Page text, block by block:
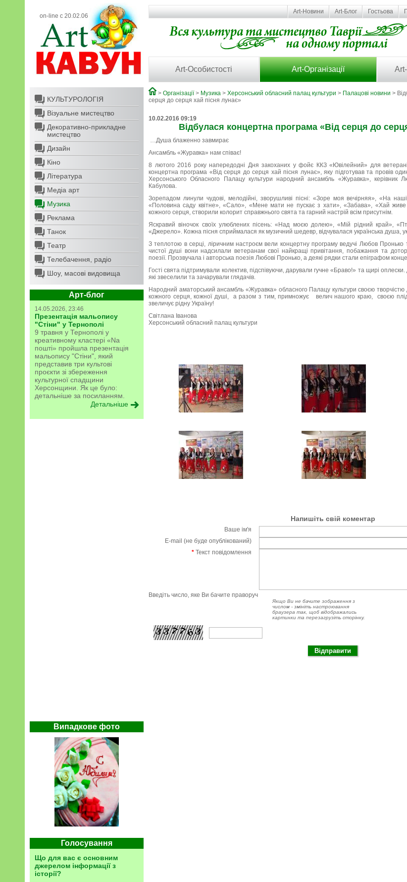
on-line с 20.02.06
Art-Новини Art-Блог Гостьова
Art-Особистості Art-Організації
КУЛЬТУРОЛОГІЯ
Візуальне мистецтво
Декоративно-прикладне
мистецтво
Дизайн
Кіно
Література
Медіа арт
Музика
Реклама
Танок
Театр
Телебачення, радіо
Шоу, масові видовища
Арт-блог
14.05.2026, 23:46
Презентація мальопису
"Стіни" у Тернополі
9 травня у Тернополі у
креативному кластері «Na
пошті» пройшла презентація
мальопису "Стіни", який
представив три культові
проєкти зі збереження
культурної спадщини
Херсонщини. Як це було:
детальніше за посиланням.
Детальніше
Випадкове фото
Голосування
Що для вас є основним
джерелом інформації з
історії?
> Організації> Музика > Херсонський обласний палац культури > Палацові новини >
серця до серця хай пісня лунає»
10.02.2016 09:19
Відбулася концертна програма «Від серця до
…Душа блаженно завмирає
Ансамбль «Журавка» нам співає!
8 лютого 2016 року напередодні Дня закоханих у фойє ККЗ «Ювілейний» для
концертна програма «Від серця до серця хай пісня лунає», яку підготував та провів
Херсонського Обласного Палацу культури народний ансамбль «Журавка», керівник
Кабулова.
Зорепадом линули чудові, мелодійні, зворушливі пісні: «Зоре моя вечірняя», «На
«Половина саду квітне», «Сало», «Мене мати не пускає з хати», «Забава», «Хай живе
кожного серця, створили колорит справжнього свята та гарний настрій всім присутнім.
Яскравий віночок своїх улюблених пісень: «Над моєю долею», «Мій рідний край»,
«Джерело». Кожна пісня сприймалася як музичний шедевр, відчувалася українська душа,
З теплотою в серці, ліричним настроєм вели концертну програму ведучі Любов
чистої душі вони надсилали ветеранам свої найкращі привітання, побажання та
поезії. Прозвучала і авторська поезія Любові Пронько, а деякі рядки стали епіграфом
Гості свята підтримували колектив, підспівуючи, дарували гучне «Браво!» та щирі
які звеселили та зачарували глядачів.
Народний аматорський ансамбль «Журавка» обласного Палацу культури своєю творчістю
кожного серця, кожної душі, а разом з тим, примножує велич нашого краю, своєю
звеличує рідну Україну!
Світлана Іванова
Херсонський обласний палац культури
Напишіть свій коментар
Ваше ім'я
E-mail (не буде опублікований)
* Текст повідомлення
Введіть число, яке Ви бачите праворуч
Якщо Ви не бачите зображення з
числом - змініть настроювання
браузера так, щоб відображались
картинки та перезагрузіть сторінку.